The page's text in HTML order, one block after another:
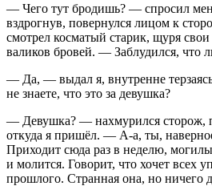
— Чего тут бродишь? — спросил
вздрогнув, повернулся лицом к
смотрел косматый старик, щуря
валиков бровей. — Заблудился, что
— Да, — выдал я, внутренне
не знаете, что это за девушка?
— Девушка? — нахмурился сторож,
откуда я пришёл. — А-а, ты,
Приходит сюда раз в неделю,
и молится. Говорит, что хочет всех
прошлого. Странная она, но ничего